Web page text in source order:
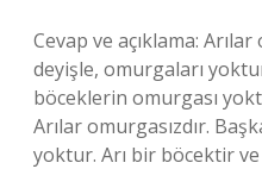
Cevap ve açıklama:
deyişle, omurgaları
böceklerin omurgası
Arılar omurgasızdır.
yoktur. Arı bir böcektir